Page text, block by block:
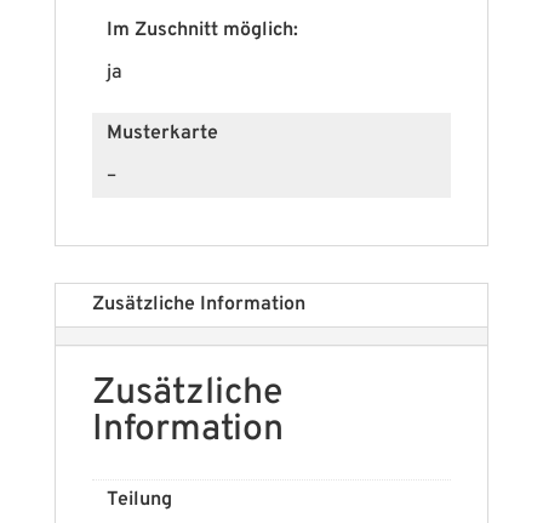
Im Zuschnitt möglich:
ja
Musterkarte
–
Zusätzliche Information
Zusätzliche
Information
Teilung